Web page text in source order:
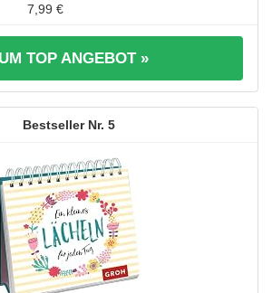
7,99 €
TOP ANGEBOT »
5